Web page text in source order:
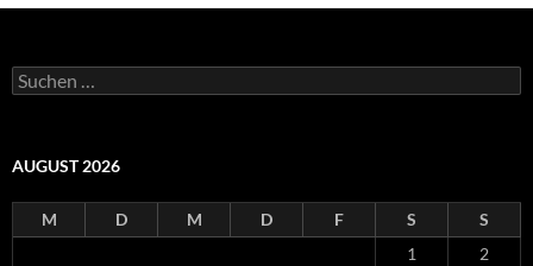
Suchen
nach:
AUGUST 2026
M D M D F S
S
1
2